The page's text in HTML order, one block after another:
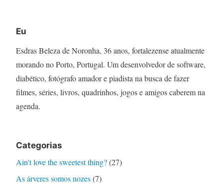
Eu
Esdras Beleza de Noronha, 36 anos, fortalezense atualmente
morando no Porto, Portugal. Um desenvolvedor de software,
diabético, fotógrafo amador e piadista na busca de fazer
filmes, séries, livros, quadrinhos, jogos e amigos caberem na
agenda.
Categorias
Ain't love the sweetest thing?(27)
As árveres somos nozes(7)